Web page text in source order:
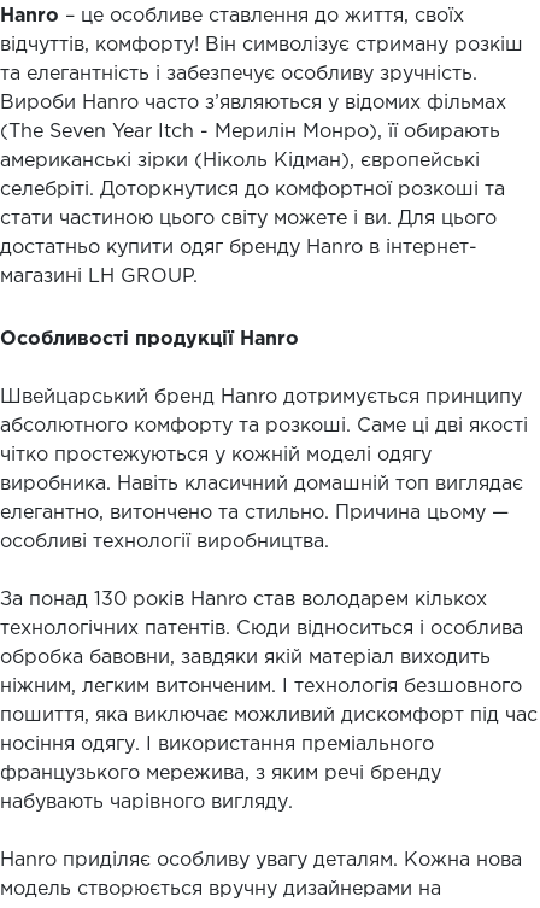
Hanro – це особливе ставлення до життя, своїх
відчуттів, комфорту! Він символізує стриману розкіш
та елегантність і забезпечує особливу зручність.
Вироби Hanro часто з’являються у відомих фільмах
(The Seven Year Itch - Мерилін Монро), її обирають
американські зірки (Ніколь Кідман), європейські
селебріті. Доторкнутися до комфортної розкоші та
стати частиною цього світу можете і ви. Для цього
достатньо купити одяг бренду Hanro в інтернет-
магазині LH GROUP.
Особливості продукції Hanro
Швейцарський бренд Hanro дотримується принципу
абсолютного комфорту та розкоші. Саме ці дві якості
чітко простежуються у кожній моделі одягу
виробника. Навіть класичний домашній топ виглядає
елегантно, витончено та стильно. Причина цьому —
особливі технології виробництва.
За понад 130 років Hanro став володарем кількох
технологічних патентів. Сюди відноситься і особлива
обробка бавовни, завдяки якій матеріал виходить
ніжним, легким витонченим. І технологія безшовного
пошиття, яка виключає можливий дискомфорт під час
носіння одягу. І використання преміального
французького мережива, з яким речі бренду
набувають чарівного вигляду.
Hanro приділяє особливу увагу деталям. Кожна нова
модель створюється вручну дизайнерами на